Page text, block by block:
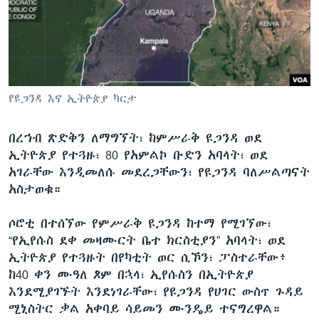
ቋንቋዎች
የዩጋንዳ እና ኢትዮጵያ ካርታ
በረኀብ ጽድቅን ለማግኘት፣ ከምሥራቅ ዩጋንዳ ወደ
ኢትዮጵያ የተጓዙ፣ 80 የአምልኮ ቡድን አባላት፣ ወደ
አገራቸው እንዲመለሱ መደረጋቸውን፣ የዩጋንዳ ባለሥልጣናት
አስታወቁ።
ሶሮቲ በተሰኘው የምሥራቅ ዩጋንዳ ከተማ የሚገኘው፣
“የኢየሱስ ደቀ መዛሙርት ቤተ ክርስቲያን” አባላት፣ ወደ
ኢትዮጵያ የተጓዙት በየካቲት ወር ሲኾን፣ ፓስተራቸው፥
ከ40 ቀን ሙዓለ ጾም በኋላ፣ ኢየሱስን በኢትዮጵያ
እንደሚያገኙት እንደነገራቸው፣ የዩጋንዳ የሀገር ውስጥ ጉዳይ
ሚኒስትር ቃል አቀባይ ሳይመን ሙንዴይ ተናግረዋል።